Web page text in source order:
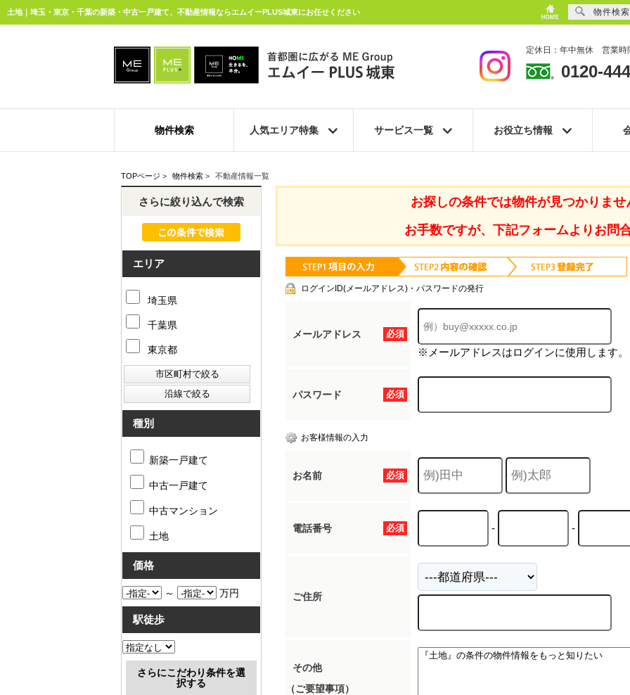
土地｜埼玉・東京・千葉の新築・中古一戸建て、不動産情報ならエムイーPLUS城東にお任せください
定休日：年中無休 営業時
0120-
物件検索 人気エリア特集 サービス一覧 お役立ち情報
TOPページ > 物件検索 > 不動産情報一覧
お探しの条件では物件が見つかりませ
お手数ですが、下記フォームよりお問
ログインID(メールアドレス)・パスワードの発行
必須
メールアドレス
※メールアドレスはログインに使用します。
必須
パスワード
お客様情報の入力
必須
お名前
必須
電話番号 - -
ご住所
その他
（ご要望事項）
さらに絞り込んで検索
エリア
埼玉県
千葉県
東京都
種別
新築一戸建て
中古一戸建て
中古マンション
土地
価格
～ 万円
駅徒歩
さらにこだわり条件を選
択する
物件検索